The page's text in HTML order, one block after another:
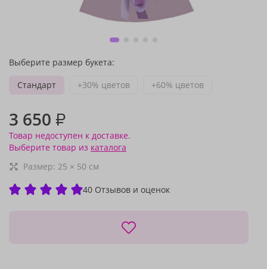
Выберите размер букета:
Стандарт
+30% цветов +60% цветов
3 650 ₽
Товар недоступен к доставке.
Выберите товар из каталога
Размер: 25 × 50 см
40 Отзывов и оценок